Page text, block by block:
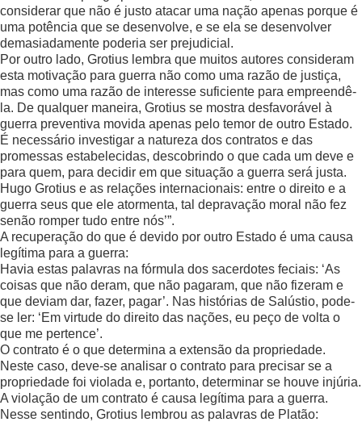
considerar que não é justo atacar uma nação apenas porque é
uma potência que se desenvolve, e se ela se desenvolver
demasiadamente poderia ser prejudicial.
Por outro lado, Grotius lembra que muitos autores consideram
esta motivação para guerra não como uma razão de justiça,
mas como uma razão de interesse suficiente para empreendê-
la. De qualquer maneira, Grotius se mostra desfavorável à
guerra preventiva movida apenas pelo temor de outro Estado.
É necessário investigar a natureza dos contratos e das
promessas estabelecidas, descobrindo o que cada um deve e
para quem, para decidir em que situação a guerra será justa.
Hugo Grotius e as relações internacionais: entre o direito e a
guerra seus que ele atormenta, tal depravação moral não fez
senão romper tudo entre nós’”.
A recuperação do que é devido por outro Estado é uma causa
legítima para a guerra:
Havia estas palavras na fórmula dos sacerdotes feciais: ‘As
coisas que não deram, que não pagaram, que não fizeram e
que deviam dar, fazer, pagar’. Nas histórias de Salústio, pode-
se ler: ‘Em virtude do direito das nações, eu peço de volta o
que me pertence’.
O contrato é o que determina a extensão da propriedade.
Neste caso, deve-se analisar o contrato para precisar se a
propriedade foi violada e, portanto, determinar se houve injúria.
A violação de um contrato é causa legítima para a guerra.
Nesse sentindo, Grotius lembrou as palavras de Platão: